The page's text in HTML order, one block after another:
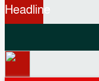
Headline